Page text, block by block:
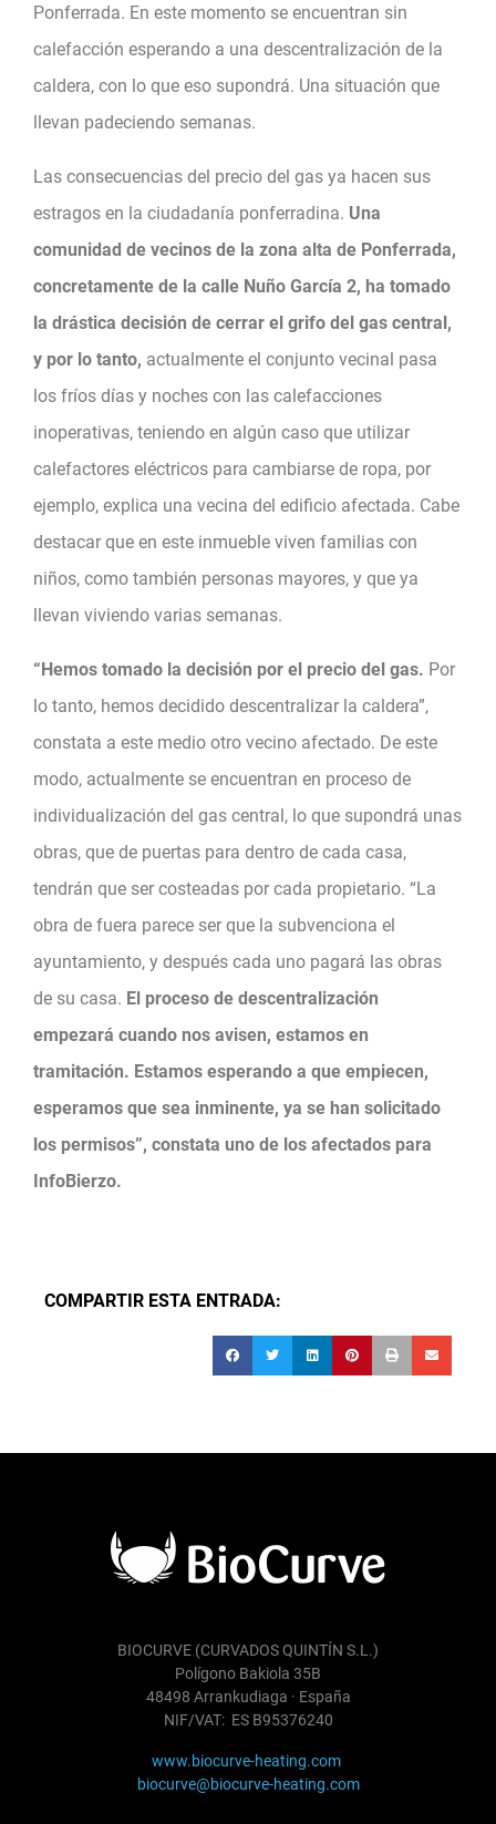
Ponferrada. En este momento se encuentran sin
calefacción esperando a una descentralización de la
caldera, con lo que eso supondrá. Una situación que
llevan padeciendo semanas.
Las consecuencias del precio del gas ya hacen sus
estragos en la ciudadanía ponferradina. Una
comunidad de vecinos de la zona alta de Ponferrada,
concretamente de la calle Nuño García 2, ha tomado
la drástica decisión de cerrar el grifo del gas central,
y por lo tanto, actualmente el conjunto vecinal pasa
los fríos días y noches con las calefacciones
inoperativas, teniendo en algún caso que utilizar
calefactores eléctricos para cambiarse de ropa, por
ejemplo, explica una vecina del edificio afectada. Cabe
destacar que en este inmueble viven familias con
niños, como también personas mayores, y que ya
llevan viviendo varias semanas.
“Hemos tomado la decisión por el precio del gas. Por
lo tanto, hemos decidido descentralizar la caldera”,
constata a este medio otro vecino afectado. De este
modo, actualmente se encuentran en proceso de
individualización del gas central, lo que supondrá unas
obras, que de puertas para dentro de cada casa,
tendrán que ser costeadas por cada propietario. “La
obra de fuera parece ser que la subvenciona el
ayuntamiento, y después cada uno pagará las obras
de su casa. El proceso de descentralización
empezará cuando nos avisen, estamos en
tramitación. Estamos esperando a que empiecen,
esperamos que sea inminente, ya se han solicitado
los permisos”, constata uno de los afectados para
InfoBierzo.
COMPARTIR ESTA ENTRADA:
BIOCURVE (CURVADOS QUINTÍN S.L.)
Polígono Bakiola 35B
48498 Arrankudiaga · España
NIF/VAT: ES B95376240
www.biocurve-heating.com
biocurve@biocurve-heating.com